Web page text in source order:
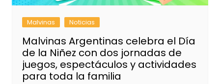
Malvinas Noticias
Malvinas Argentinas celebra el Día
de la Niñez con dos jornadas de
juegos, espectáculos y actividades
para toda la familia